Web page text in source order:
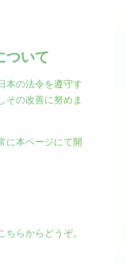
ついて
本の法令を遵守す
その改善に努めま
に本ページにて開
ちらからどうぞ。